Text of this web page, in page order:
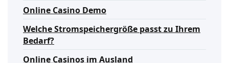
Online Casino Demo
Welche Stromspeichergröße passt zu Ihrem
Bedarf?
Online Casinos im Ausland